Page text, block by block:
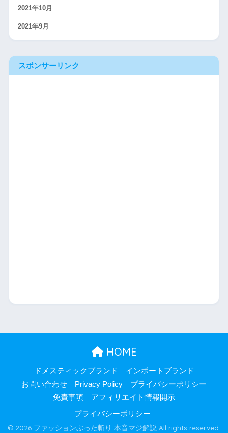
2021年10月
2021年9月
スポンサーリンク
HOME
ドメスティックブランド
インポートブランド
お問い合わせ
Privacy Policy
プライバシーポリシー
免責事項
アフィリエイト情報開示
プライバシーポリシー
© 2026 ファッションぶった斬り 本音マジ解説 All rights reserved.